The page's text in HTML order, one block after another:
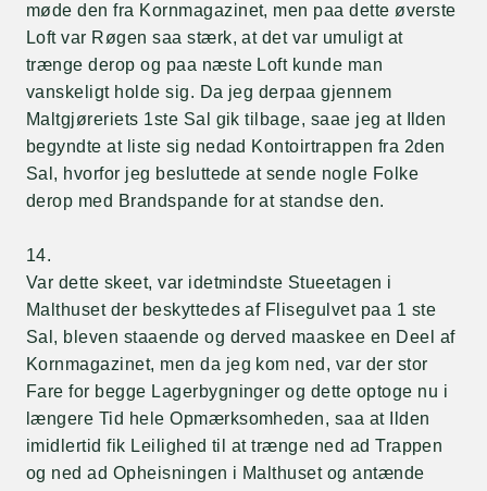
møde den fra Kornmagazinet, men paa dette øverste
Loft var Røgen saa stærk, at det var umuligt at
trænge derop og paa næste Loft kunde man
vanskeligt holde sig. Da jeg derpaa gjennem
Maltgjøreriets 1ste Sal gik tilbage, saae jeg at Ilden
begyndte at liste sig nedad Kontoirtrappen fra 2den
Sal, hvorfor jeg besluttede at sende nogle Folke
derop med Brandspande for at standse den.
14.
Var dette skeet, var idetmindste Stueetagen i
Malthuset der beskyttedes af Flisegulvet paa 1 ste
Sal, bleven staaende og derved maaskee en Deel af
Kornmagazinet, men da jeg kom ned, var der stor
Fare for begge Lagerbygninger og dette optoge nu i
længere Tid hele Opmærksomheden, saa at Ilden
imidlertid fik Leilighed til at trænge ned ad Trappen
og ned ad Opheisningen i Malthuset og antænde